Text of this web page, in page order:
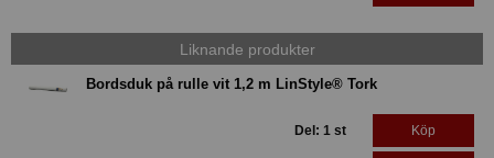
Liknande produkter
Bordsduk på rulle vit 1,2 m LinStyle® Tork
Del: 1 st Köp